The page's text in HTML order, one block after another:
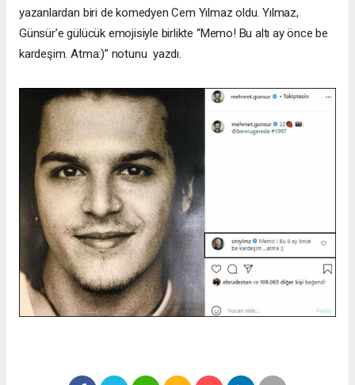
yazanlardan biri de komedyen Cem Yılmaz oldu. Yılmaz,
Günsür’e gülücük emojisiyle birlikte “Memo! Bu altı ay önce be
kardeşim. Atma:)” notunu yazdı.